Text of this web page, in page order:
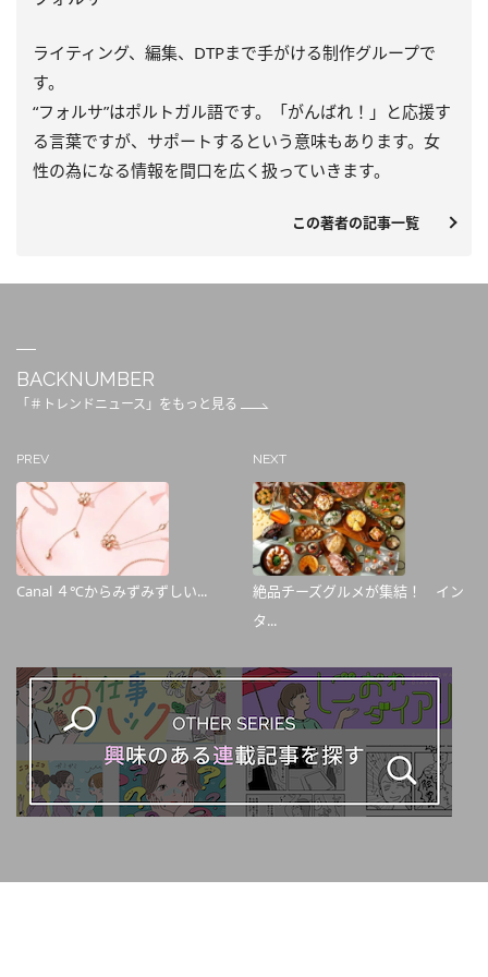
ライティング、編集、DTPまで手がける制作グループで
す。
“フォルサ”はポルトガル語です。「がんばれ！」と応援す
る言葉ですが、サポートするという意味もあります。女
性の為になる情報を間口を広く扱っていきます。
この著者の記事一覧
BACKNUMBER
「＃トレンドニュース」をもっと見る
PREV
Canal ４℃からみずみずしい...
NEXT
絶品チーズグルメが集結！ イン
タ...